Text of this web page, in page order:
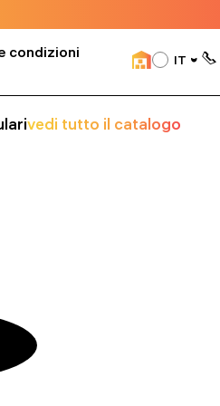
condizioni
IT
vedi tutto il catalogo